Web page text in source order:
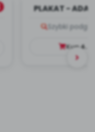
PLAKAT -
Szybki
Kup